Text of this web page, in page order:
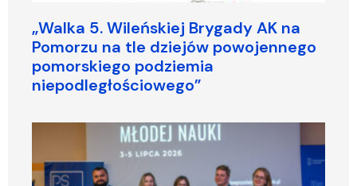
„Walka 5. Wileńskiej Brygady AK na
Pomorzu na tle dziejów powojennego
pomorskiego podziemia
niepodległościowego”